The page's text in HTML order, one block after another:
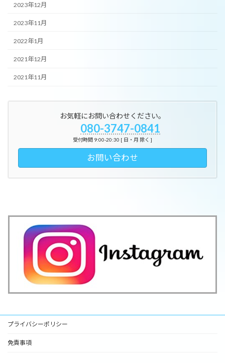
2023年12月
2023年11月
2022年1月
2021年12月
2021年11月
お気軽にお問い合わせください。
080-3747-0841
受付時間 9:00-20:30 [ 日・月 除く ]
お問い合わせ
プライバシーポリシー
免責事項